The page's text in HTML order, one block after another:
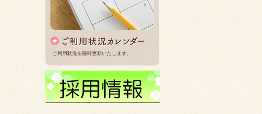
ご利用状況を随時更新いたします。